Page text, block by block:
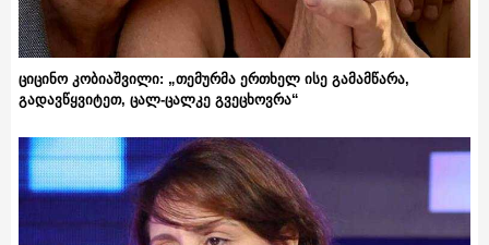
ციცინო კობიაშვილი: „თემურმა ერთხელ ისე გამამწარა,
გადავწყვიტეთ, ცალ-ცალკე გვეცხოვრა“